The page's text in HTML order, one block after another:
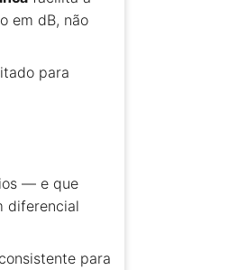
em dB, não
para
— e que
diferencial
para